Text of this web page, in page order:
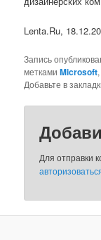
Lenta.Ru,
Запись
меткамиMicrosoft
Добавьте в
Для отправки